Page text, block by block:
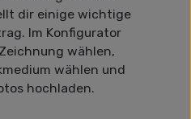
dir einige wichtige
Im Konfigurator
wählen,
wählen und
hochladen.